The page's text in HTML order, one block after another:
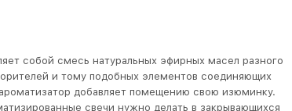
собой смесь натуральных эфирных масел разного
и тому подобных элементов соединяющих
добавляет помещению свою изюминку.
свечи нужно делать в закрывающихся